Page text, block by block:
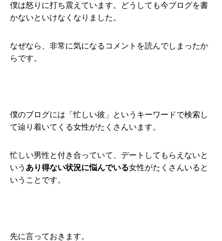
僕は怒りに打ち震えています。どうしても今ブログを書
かないといけなくなりました。
なぜなら、非常に気になるコメントを読んでしまったか
らです。
僕のブログには「忙しい彼」というキーワードで検索し
て辿り着いてくる女性がたくさんいます。
忙しい男性と付き合っていて、デートしてもらえないと
いう あり得ない状況に悩んでいる女性がたくさんいると
いうことです。
先に言っておきます。